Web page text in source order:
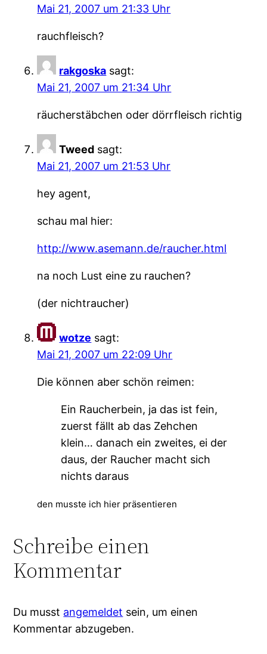
Mai 21, 2007 um 21:33 Uhr
rauchfleisch?
rakgoska sagt:
Mai 21, 2007 um 21:34 Uhr
räucherstäbchen oder dörrfleisch richtig
Tweed sagt:
Mai 21, 2007 um 21:53 Uhr
hey agent,
schau mal hier:
http://www.asemann.de/raucher.html
na noch Lust eine zu rauchen?
(der nichtraucher)
wotze sagt:
Mai 21, 2007 um 22:09 Uhr
Die können aber schön reimen:
Ein Raucherbein, ja das ist fein,
zuerst fällt ab das Zehchen
klein… danach ein zweites, ei der
daus, der Raucher macht sich
nichts daraus
den musste ich hier präsentieren
Schreibe einen
Kommentar
Du musst angemeldet sein, um einen
Kommentar abzugeben.